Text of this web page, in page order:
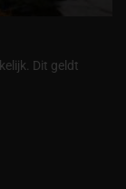
Dit geldt